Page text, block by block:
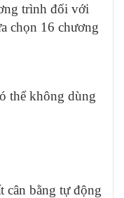
trình đối với
chọn 16 chương
thể không dùng
cân bằng tự động